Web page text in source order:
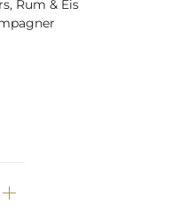
Rum & Eis